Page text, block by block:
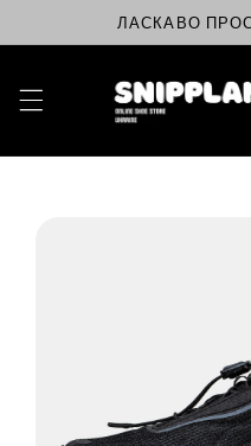
вмісту
ЛАСКАВО